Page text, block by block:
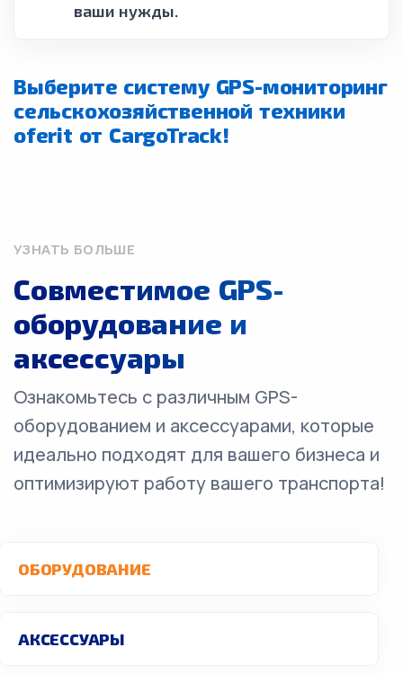
ваши нужды.
Выберите систему GPS-мониторинг
сельскохозяйственной техники
oferit от CargoTrack!
УЗНАТЬ БОЛЬШЕ
Совместимое GPS-
оборудование и
аксессуары
Ознакомьтесь с различным GPS-
оборудованием и аксессуарами, которые
идеально подходят для вашего бизнеса и
оптимизируют работу вашего транспорта!
ОБОРУДОВАНИЕ
АКСЕССУАРЫ